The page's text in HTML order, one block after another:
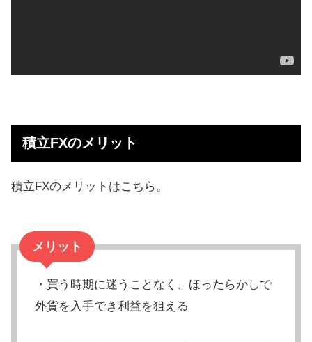
積立FXのメリット
積立FXのメリットはこちら。
メリット
・買う時期に迷うことなく、ほったらかしで
外貨を入手でき利益を狙える